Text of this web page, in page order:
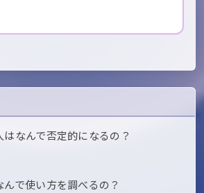
はなんで否定的になるの？
んで使い方を調べるの？